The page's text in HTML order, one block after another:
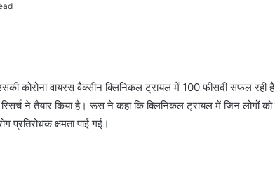
कोरोना वायरस वैक्सीन क्लिनिकल ट्रायल में 100 फीसदी सफल रही
ने तैयार किया है। रूस ने कहा कि क्लिनिकल ट्रायल में जिन लोगों को
क्षमता पाई गई।